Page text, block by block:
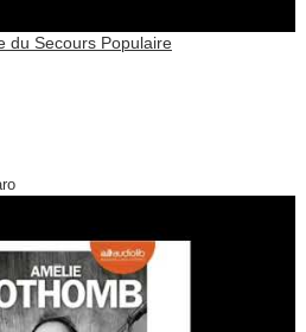
du Secours Populaire